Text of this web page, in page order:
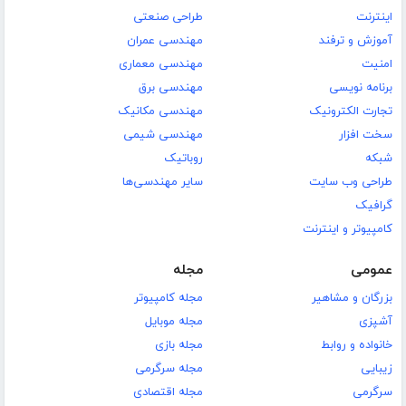
اینترنت
آموزش و ترفند
امنیت
برنامه نویسی
تجارت الکترونیک
سخت افزار
شبکه
طراحی وب سایت
گرافیک
کامپیوتر و اینترنت
طراحی صنعتی
مهندسی عمران
مهندسی معماری
مهندسی برق
مهندسی مکانیک
مهندسی شیمی
روباتیک
سایر مهندسی‌ها
عمومی
بزرگان و مشاهیر
آشپزی
خانواده و روابط
زیبایی
سرگرمی
مجله
مجله کامپیوتر
مجله موبایل
مجله بازی
مجله سرگرمی
مجله اقتصادی